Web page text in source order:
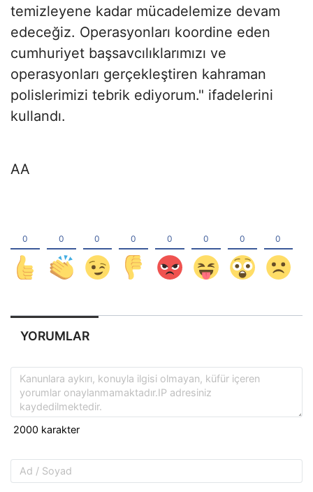
temizleyene kadar mücadelemize devam
edeceğiz. Operasyonları koordine eden
cumhuriyet başsavcılıklarımızı ve
operasyonları gerçekleştiren kahraman
polislerimizi tebrik ediyorum." ifadelerini
kullandı.
AA
YORUMLAR